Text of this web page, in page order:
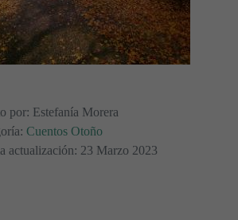
por: Estefanía Morera
Cuentos Otoño
actualización: 23 Marzo 2023